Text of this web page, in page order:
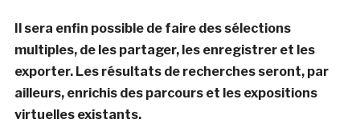
Il sera enfin possible de faire des sélections
multiples, de les partager, les enregistrer et les
exporter. Les résultats de recherches seront, par
ailleurs, enrichis des parcours et les expositions
virtuelles existants.